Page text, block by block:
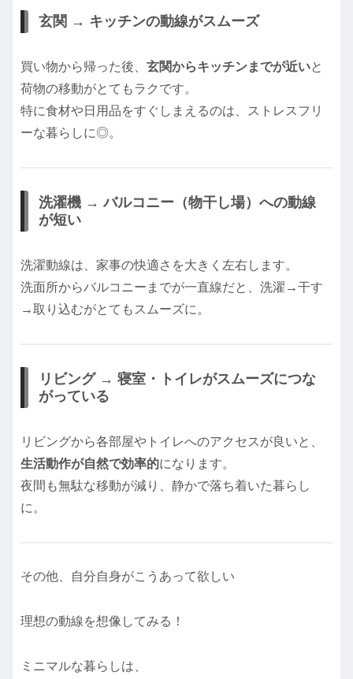
玄関 → キッチンの動線がスムーズ
買い物から帰った後、 玄関からキッチンまでが近いと
荷物の移動がとてもラクです。
特に食材や日用品をすぐしまえるのは、ストレスフリ
ーな暮らしに◎。
洗濯機 → バルコニー（物干し場）への動線
が短い
洗濯動線は、家事の快適さを大きく左右します。
洗面所からバルコニーまでが一直線だと、洗濯→干す
→取り込むがとてもスムーズに。
リビング → 寝室・トイレがスムーズにつな
がっている
リビングから各部屋やトイレへのアクセスが良いと、
生活動作が自然で効率的になります。
夜間も無駄な移動が減り、静かで落ち着いた暮らし
に。
その他、自分自身がこうあって欲しい
理想の動線を想像してみる！
ミニマルな暮らしは、